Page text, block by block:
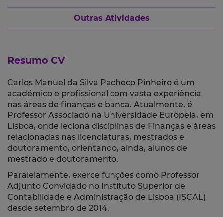
Outras Atividades
Resumo CV
Carlos Manuel da Silva Pacheco Pinheiro é um
académico e profissional com vasta experiência
nas áreas de finanças e banca. Atualmente, é
Professor Associado na Universidade Europeia, em
Lisboa, onde leciona disciplinas de Finanças e áreas
relacionadas nas licenciaturas, mestrados e
doutoramento, orientando, ainda, alunos de
mestrado e doutoramento.
Paralelamente, exerce funções como Professor
Adjunto Convidado no Instituto Superior de
Contabilidade e Administração de Lisboa (ISCAL)
desde setembro de 2014.